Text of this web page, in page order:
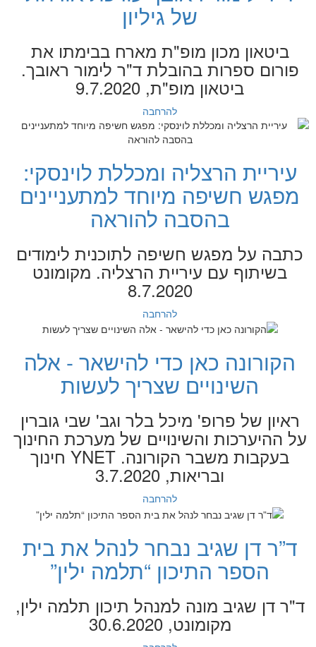
של גיליון
ביטאון מכון מופ"ת מארח בבימתו את
פורום ספרות בהובלת ד"ר לימור ראובך.
ביטאון מופ"ת, 9.7.2020
להרחבה
עיריית הרצליה ומכללת לוינסקי:
מפגש חשיפה מיוחד למתעניינים
בהסבה להוראה
כתבה על מפגש חשיפה לתוכנית לימודים
בשיתוף עם עיריית הרצליה. מקומונט
8.7.2020
להרחבה
הקורונה כאן כדי להישאר - אלה
השינויים שצריך לעשות
ראיון של פרופ' מיכל בלר וגב' שבי גוברין
על ההיערכות והשינויים של מערכת החינוך
בעקבות משבר הקורונה. YNET חינוך
ובריאות, 3.7.2020
להרחבה
ד”ר דן שגיב נבחר לנהל את בית
הספר התיכון “תלמה ילין”
ד"ר דן שגיב מונה למנהל תיכון תלמה ילין,
מקומונט, 30.6.2020